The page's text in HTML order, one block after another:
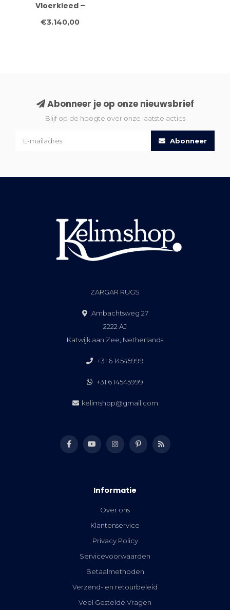
Vloerkleed –
Handgeknoopt – 222 x
€3.140,00
Abonneer je op onze nieuwsbrief
Blijf op de hoogte over onze laatste acties
Abonneer
ZARGAR RUGS
Ambachtsweg 27
2222 AJ
Katwijk aan Zee, Netherlands
+31 6 14545999
+31 6 14545999
kelimshop@gmail.com
Informatie
Over ons
Klantenservice
Privacy Policy
Servicevoorwaarden
Betaalmethoden
Verzend- en retourbeleid
Veel Gestelde Vragen